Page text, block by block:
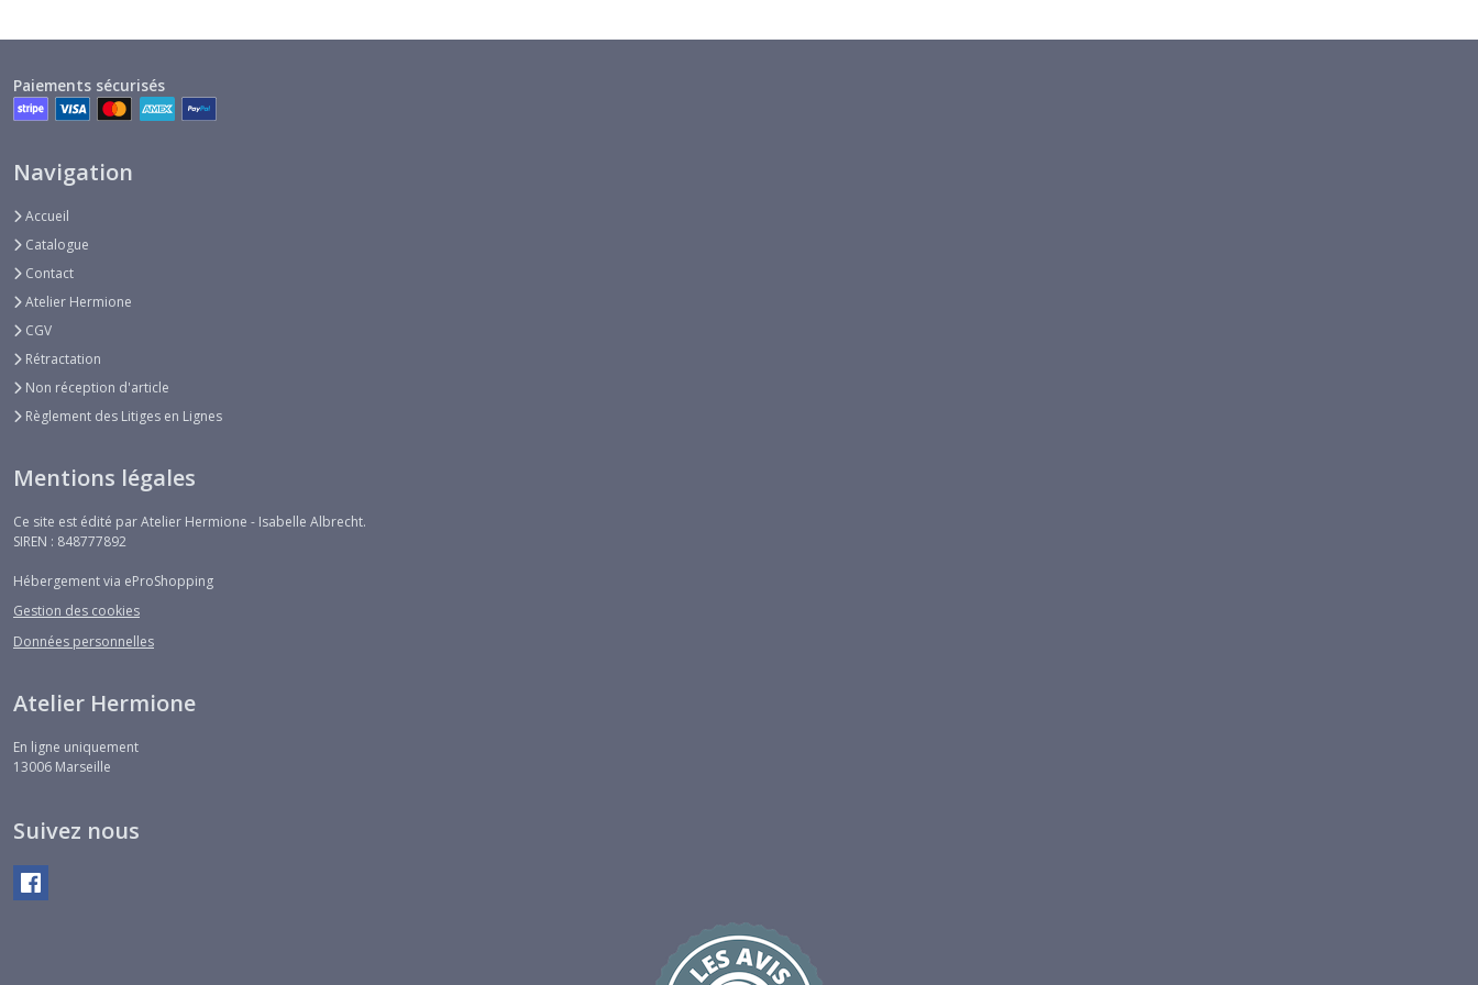
Paiements sécurisés
Navigation
Accueil
Catalogue
Contact
Atelier Hermione
CGV
Rétractation
Non réception d'article
Règlement des Litiges en Lignes
Mentions légales
Ce site est édité par Atelier Hermione - Isabelle Albrecht.
SIREN : 848777892
Hébergement via eProShopping
Gestion des cookies
Données personnelles
Atelier Hermione
En ligne uniquement
13006 Marseille
Suivez nous